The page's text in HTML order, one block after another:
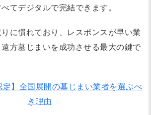
てデジタルで完結できます。
に慣れており、レスポンスが早い業
方墓じまいを成功させる最大の鍵で
定】全国展開の墓じまい業者を選ぶべ
き理由